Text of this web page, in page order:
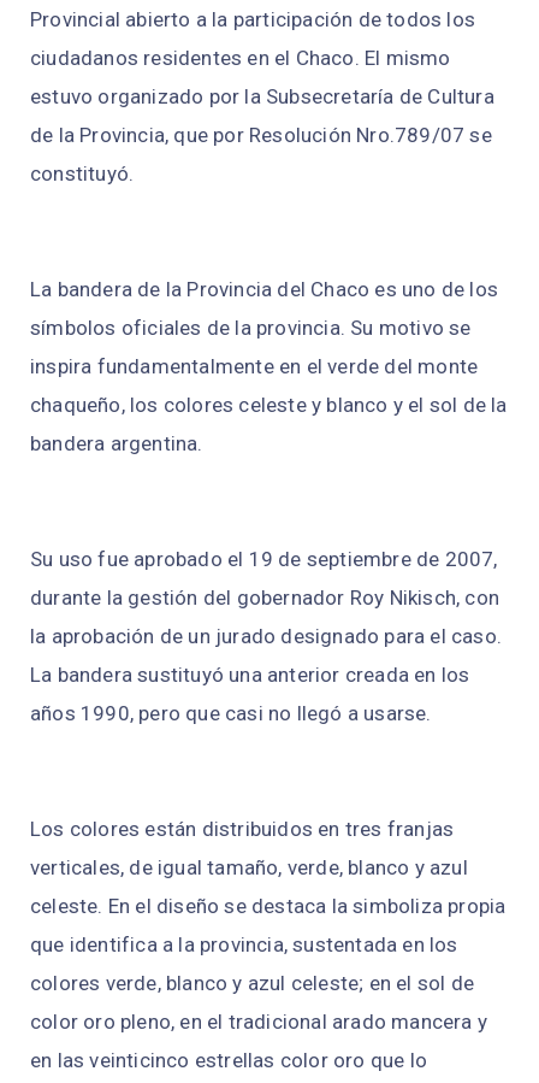
Provincial abierto a la participación de todos los
ciudadanos residentes en el Chaco. El mismo
estuvo organizado por la Subsecretaría de Cultura
de la Provincia, que por Resolución Nro.789/07 se
constituyó.
La bandera de la Provincia del Chaco es uno de los
símbolos oficiales de la provincia. Su motivo se
inspira fundamentalmente en el verde del monte
chaqueño, los colores celeste y blanco y el sol de la
bandera argentina.
Su uso fue aprobado el 19 de septiembre de 2007,
durante la gestión del gobernador Roy Nikisch, con
la aprobación de un jurado designado para el caso.
La bandera sustituyó una anterior creada en los
años 1990, pero que casi no llegó a usarse.
Los colores están distribuidos en tres franjas
verticales, de igual tamaño, verde, blanco y azul
celeste. En el diseño se destaca la simboliza propia
que identifica a la provincia, sustentada en los
colores verde, blanco y azul celeste; en el sol de
color oro pleno, en el tradicional arado mancera y
en las veinticinco estrellas color oro que lo